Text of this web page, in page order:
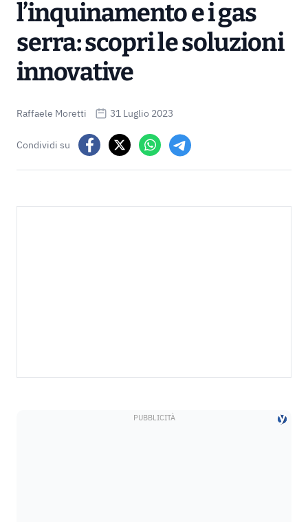
l’inquinamento e i gas
serra: scopri le soluzioni
innovative
Raffaele Moretti 31 Luglio 2023
Condividi su